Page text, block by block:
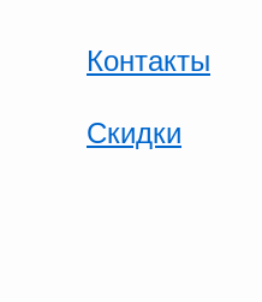
Контакты
Скидки